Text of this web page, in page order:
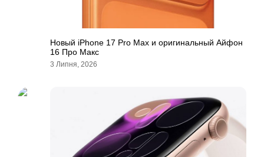
Новый iPhone 17 Pro Max и оригинальный Айфон
16 Про Макс
3 Липня, 2026